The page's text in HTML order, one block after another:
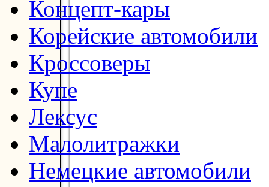
Концепт-кары
Корейские автомобили
Кроссоверы
Купе
Лексус
Малолитражки
Немецкие автомобили